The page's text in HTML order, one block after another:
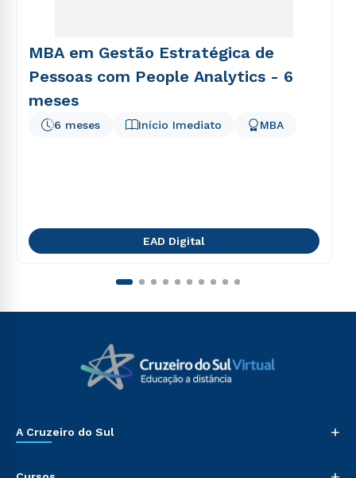
MBA em Gestão Estratégica de
Pessoas com People Analytics - 6
meses
Início Imediato
6 meses MBA
EAD Digital
A Cruzeiro do Sul +